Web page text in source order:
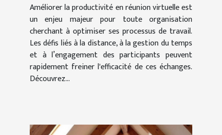
Améliorer la productivité en réunion virtuelle est
un enjeu majeur pour toute organisation
cherchant à optimiser ses processus de travail.
Les défis liés à la distance, à la gestion du temps
et à l’engagement des participants peuvent
rapidement freiner l'efficacité de ces échanges.
Découvrez...